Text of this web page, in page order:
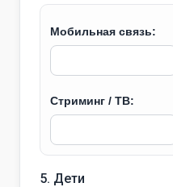
Мобильная связь:
Стриминг / ТВ:
5. Дети